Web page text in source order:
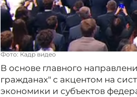
Фото: Кадр видео
В основе главного
гражданах" с акцентом на
экономики и субъектов